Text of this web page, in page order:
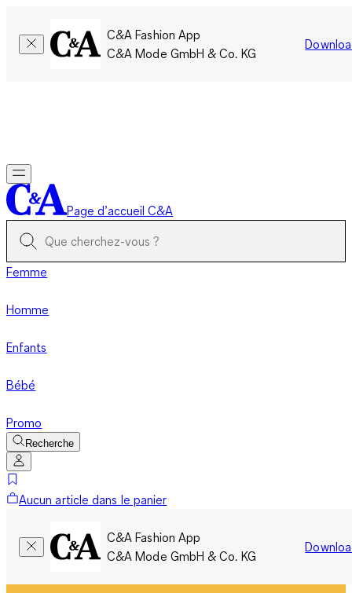
C&A Fashion App
C&A Mode GmbH & Co. KG
Page d’accueil C&A
Femme
Homme
Enfants
Bébé
Promo
Recherche
Aucun article dans le panier
C&A Fashion App
C&A Mode GmbH & Co. KG